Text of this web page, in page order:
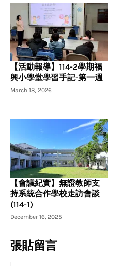
【活動報導】114-2學期福
興小學堂學習手記-第一週
March 18, 2026
【會議紀實】無證教師支
持系統合作學校走訪會談
(114-1)
December 16, 2025
張貼留言